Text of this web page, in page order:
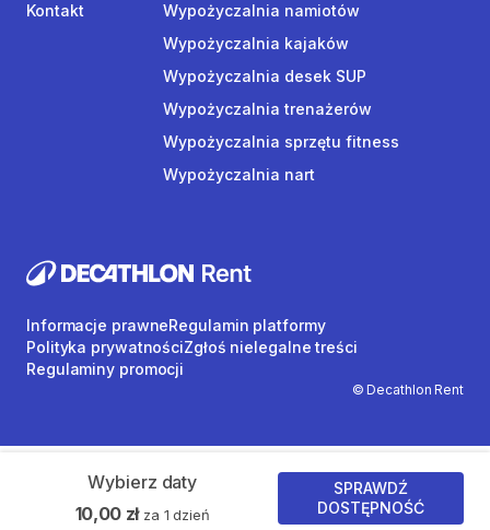
Wybierz daty
10,00 zł za 1 dzień
SPRAWDŹ
DOSTĘPNOŚĆ
Kontakt
Wypożyczalnia namiotów
Wypożyczalnia kajaków
Wypożyczalnia desek SUP
Wypożyczalnia trenażerów
Wypożyczalnia sprzętu fitness
Wypożyczalnia nart
© Decathlon Rent
Informacje prawneRegulamin platformy
Polityka prywatnościZgłoś nielegalne treści
Regulaminy promocji